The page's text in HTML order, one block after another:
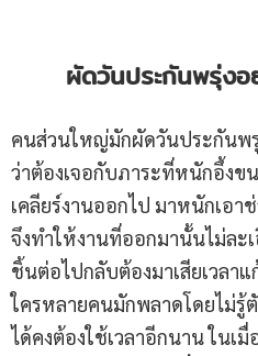
ผัดวันประกันพรุ่งอ
คนส่วนใหญ่มักผัดวันประกันพ
ว่าต้องเจอกับภาระที่หนักอึ้งข
เคลียร์งานออกไป มาหนักเอา
จึงทำให้งานที่ออกมานั้นไม่ละ
ชิ้นต่อไปกลับต้องมาเสียเวลา
ใครหลายคนมักพลาดโดยไม่รู้
ได้คงต้องใช้เวลาอีกนาน ในเ